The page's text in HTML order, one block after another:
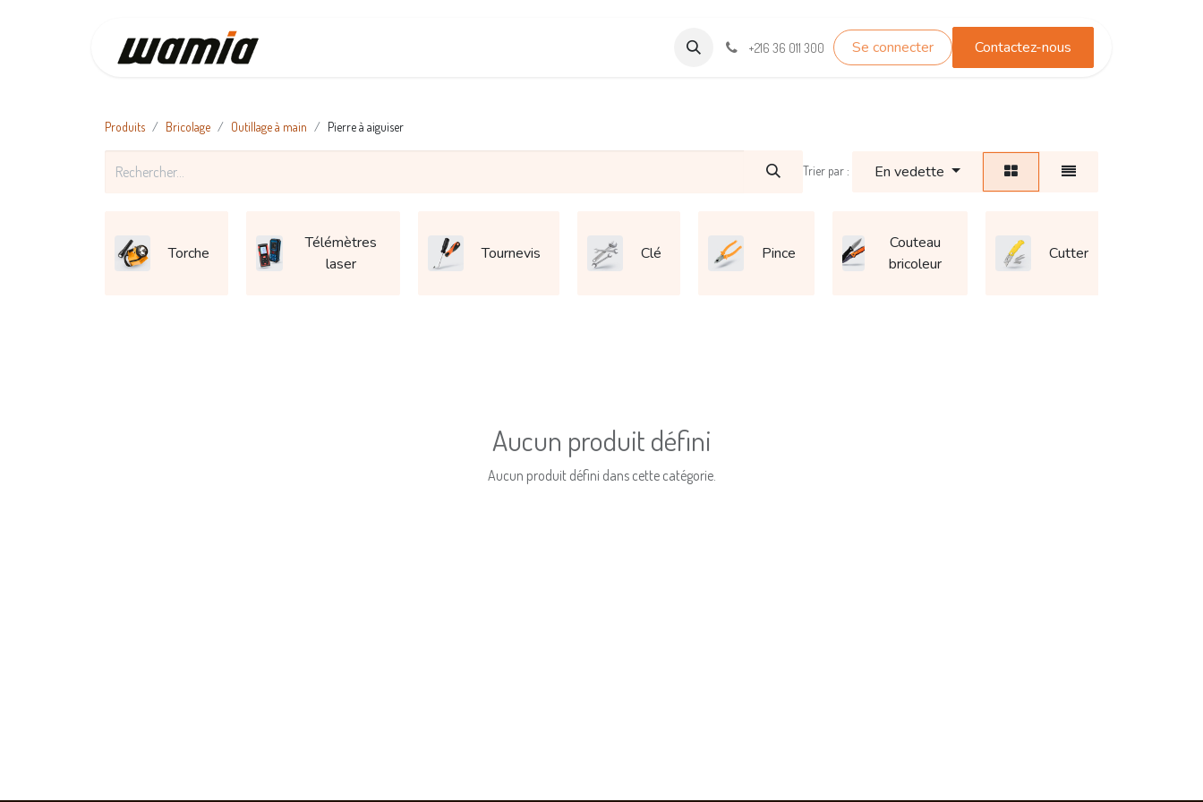
Wamia Marketpalce TEST_WHATSAPP Contactez-nous
+216 36 011 300 Se connecter Contactez-nous
Produits Bricolage Outillage à main Pierre à aiguiser
Trier par : En vedette
Torche
Télémètres
laser
Tournevis Clé Pince
Couteau
bricoleur
Cutter
Aucun produit défini
Aucun produit défini dans cette catégorie.